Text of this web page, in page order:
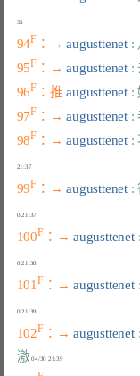
94F ：→ augusttenet :
95F ：→ augusttenet :
96F ：推 augusttenet :
97F ：→ augusttenet :
98F ：→ augusttenet :
21:37
99F ：→ augusttenet :
100F ：→ augusttenet
101 F ：→ augusttenet
102F ：→ augusttenet
激
04/30 21:39